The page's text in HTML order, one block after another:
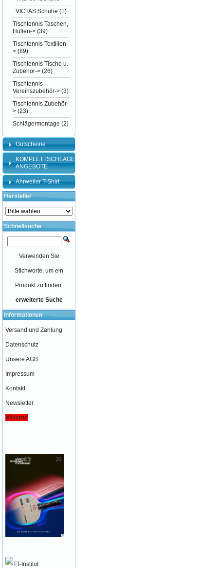
VICTAS Schuhe (1)
Tischtennis Taschen,
Hüllen-> (39)
Tischtennis Textilien-
> (89)
Tischtennis Tische u.
Zubehör-> (26)
Tischtennis
Vereinszubehör-> (3)
Tischtennis Zubehör-
> (23)
Schlägermontage (2)
Gutscheine
KOMPLETTSCHLÄGER-
ANGEBOTE
Ahrweiler T-Shirt
Hersteller
Schnellsuche
Verwenden Sie
Stichworte, um ein
Produkt zu finden.
erweiterte Suche
Informationen
Versand und Zahlung
Datenschutz
Unsere AGB
Impressum
Kontakt
Newsletter
Widerruf